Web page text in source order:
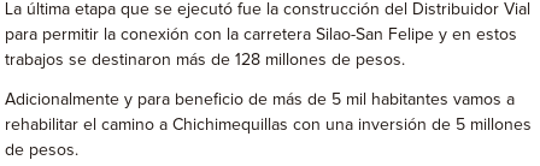
La última etapa que se ejecutó fue la construcción del Distribuidor Vial
para permitir la conexión con la carretera Silao-San Felipe y en estos
trabajos se destinaron más de 128 millones de pesos.
Adicionalmente y para beneficio de más de 5 mil habitantes vamos a
rehabilitar el camino a Chichimequillas con una inversión de 5 millones
de pesos.